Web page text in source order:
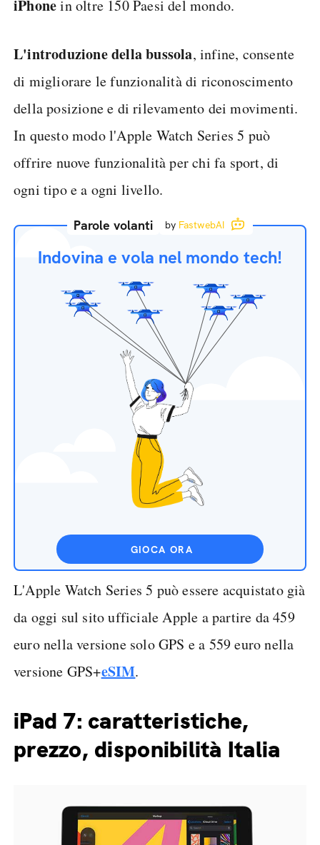
iPhonein oltre 150 Paesi del mondo.
L'introduzione della bussola, infine, consente
di migliorare le funzionalità di riconoscimento
della posizione e di rilevamento dei movimenti.
In questo modo l'Apple Watch Series 5 può
offrire nuove funzionalità per chi fa sport, di
ogni tipo e a ogni livello.
Parole volanti by FastwebAI
Indovina e vola nel mondo tech!
GIOCA ORA
L'Apple Watch Series 5 può essere acquistato già
da oggi sul sito ufficiale Apple a partire da 459
euro nella versione solo GPS e a 559 euro nella
versione GPS+eSIM.
iPad 7: caratteristiche,
prezzo, disponibilità Italia